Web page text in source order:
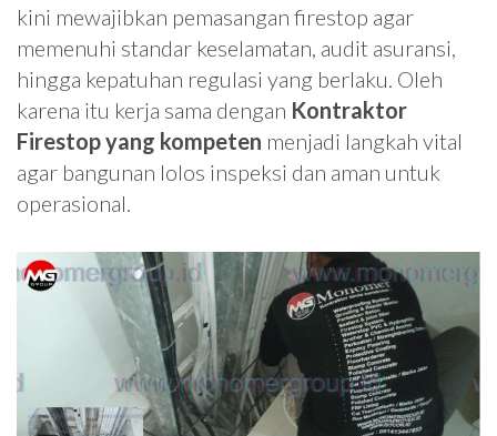
kini mewajibkan pemasangan firestop agar
memenuhi standar keselamatan, audit asuransi,
hingga kepatuhan regulasi yang berlaku. Oleh
karena itu kerja sama dengan Kontraktor
Firestop yang kompeten menjadi langkah vital
agar bangunan lolos inspeksi dan aman untuk
operasional.